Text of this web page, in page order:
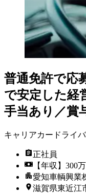
普通免許で応
で安定した経
手当あり／賞
キャリアカードライ
正社員
【年収】300
愛知車輌興業
滋賀県東近江